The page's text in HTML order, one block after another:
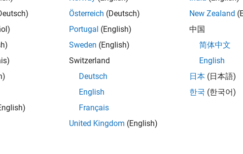
Österreich (Deutsch)
Portugal (English)
Sweden (English)
Switzerland
Deutsch
English
Français
United Kingdom (English)
New Zealand
中国
简体中文
English
日本 (日本語)
한국 (한국어)